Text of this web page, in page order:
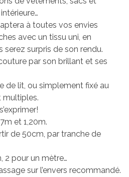
à toutes vos envies
avec un tissu uni, en
serez surpris de son rendu.
par son brillant et ses
de lit, ou simplement fixé au
multiples.
et 1,20m.
de 50cm, par tranche de
2 pour un mètre…
sur l’envers recommandé.